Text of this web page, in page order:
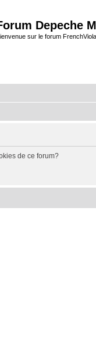
Depeche
sur le forum
de ce forum?